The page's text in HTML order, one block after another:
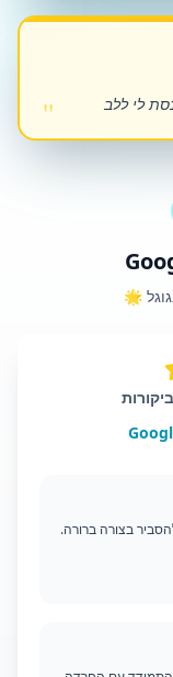
לי ללב "
🌟
בצורה ברורה.